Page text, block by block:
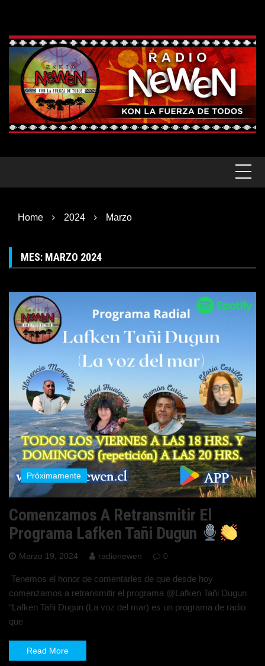
content
Home 2024 Marzo
MES: MARZO 2024
Próximamente
Comenzamos A Retransmitir El
Programa Lafken Tañi Dugun
Marzo 19, 2024 radionewen 0
Tenemos el honor de comentarles de que desde hoy
comenzamos a retransmitir el programa @Lafken Tañi Dugun
“Lafken Tañi Dugun (La voz del mar) es un programa de radio
que
Read More